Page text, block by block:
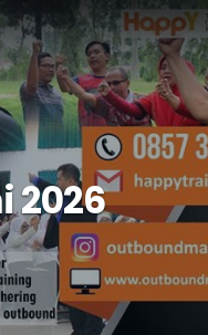
2026